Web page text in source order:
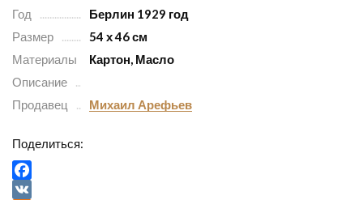
Год
Берлин 1929 год
Размер
54 х 46 см
Материалы
Картон, Масло
Описание
Продавец
Михаил Арефьев
Поделиться:
Facebook